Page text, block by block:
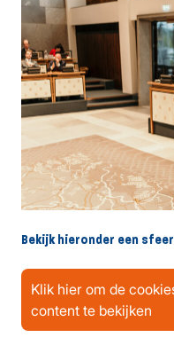
Bekijk hieronder een
Klik hier om de
content te bekijken